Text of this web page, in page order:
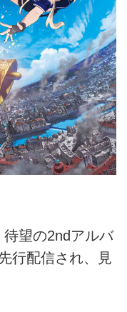
望の2ndアルバ
行配信され、見